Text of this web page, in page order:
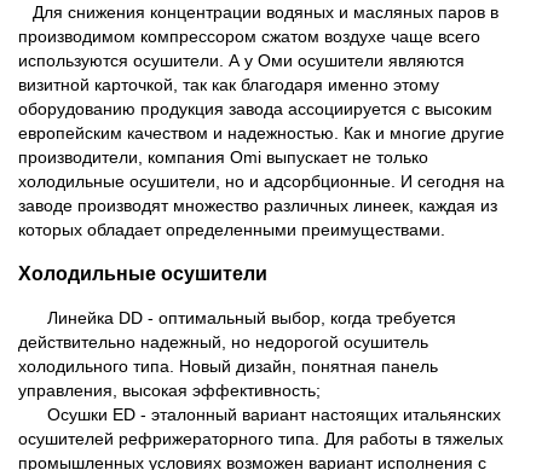
Для снижения концентрации водяных и масляных паров в
производимом компрессором сжатом воздухе чаще всего
используются осушители. А у Оми осушители являются
визитной карточкой, так как благодаря именно этому
оборудованию продукция завода ассоциируется с высоким
европейским качеством и надежностью. Как и многие другие
производители, компания Omi выпускает не только
холодильные осушители, но и адсорбционные. И сегодня на
заводе производят множество различных линеек, каждая из
которых обладает определенными преимуществами.
Холодильные осушители
Линейка DD - оптимальный выбор, когда требуется
действительно надежный, но недорогой осушитель
холодильного типа. Новый дизайн, понятная панель
управления, высокая эффективность;
Осушки ED - эталонный вариант настоящих итальянских
осушителей рефрижераторного типа. Для работы в тяжелых
промышленных условиях возможен вариант исполнения с